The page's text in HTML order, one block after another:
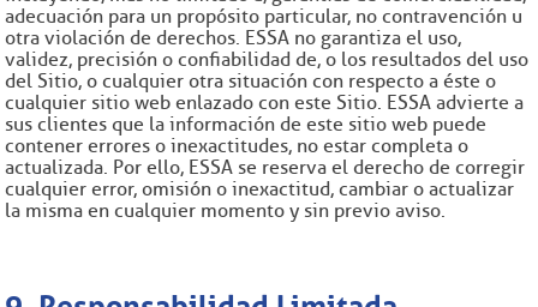
adecuación para un propósito particular, no contravención u
otra violación de derechos. ESSA no garantiza el uso,
validez, precisión o confiabilidad de, o los resultados del uso
del Sitio, o cualquier otra situación con respecto a éste o
cualquier sitio web enlazado con este Sitio. ESSA advierte a
sus clientes que la información de este sitio web puede
contener errores o inexactitudes, no estar completa o
actualizada. Por ello, ESSA se reserva el derecho de corregir
cualquier error, omisión o inexactitud, cambiar o actualizar
la misma en cualquier momento y sin previo aviso.